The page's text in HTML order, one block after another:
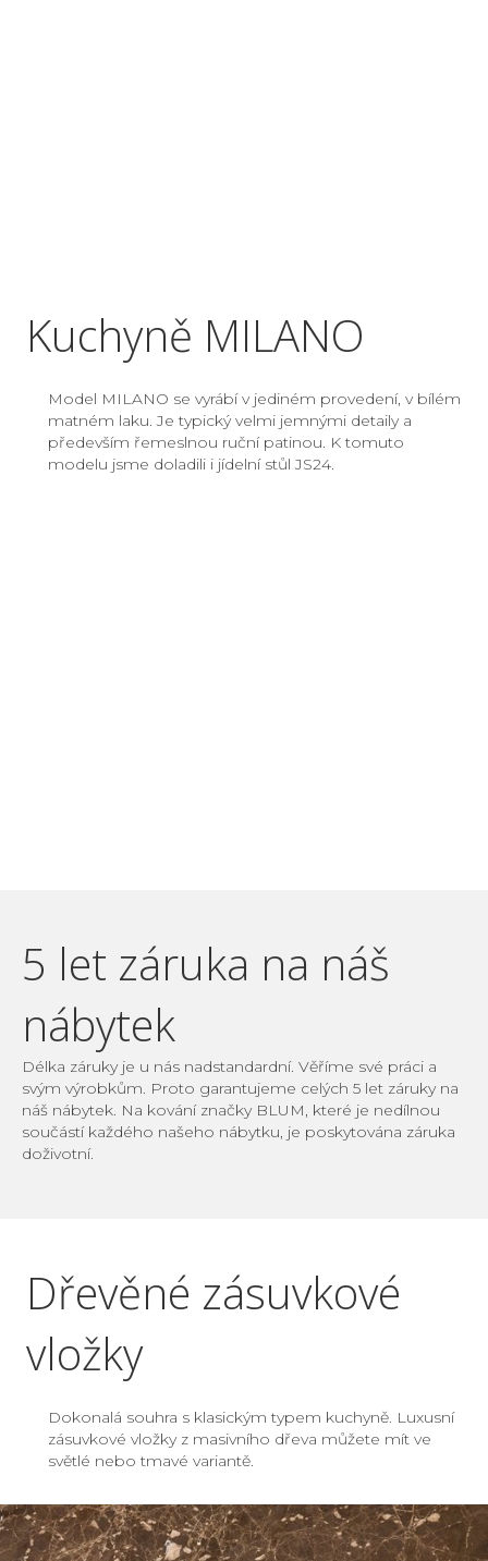
Kuchyně MILANO
Model MILANO se vyrábí v jediném provedení, v bílém
matném laku. Je typický velmi jemnými detaily a
především řemeslnou ruční patinou. K tomuto
modelu jsme doladili i jídelní stůl JS24.
5 let záruka na náš
nábytek
Délka záruky je u nás nadstandardní. Věříme své práci a
svým výrobkům. Proto garantujeme celých 5 let záruky na
náš nábytek. Na kování značky BLUM, které je nedílnou
součástí každého našeho nábytku, je poskytována záruka
doživotní.
Dřevěné zásuvkové
vložky
Dokonalá souhra s klasickým typem kuchyně. Luxusní
zásuvkové vložky z masivního dřeva můžete mít ve
světlé nebo tmavé variantě.